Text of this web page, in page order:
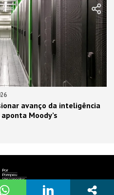
avanço da inteligência
Moody’s